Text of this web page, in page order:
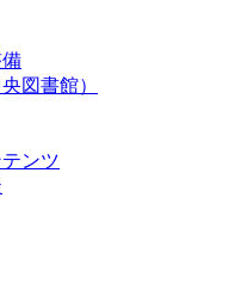
図書館）
ンツ